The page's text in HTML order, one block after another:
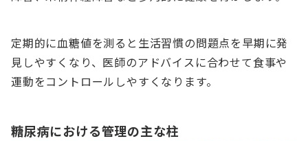
定期的に血糖値を測ると生活習慣の問題点を早期に発
見しやすくなり、医師のアドバイスに合わせて食事や
運動をコントロールしやすくなります。
糖尿病における管理の主な柱